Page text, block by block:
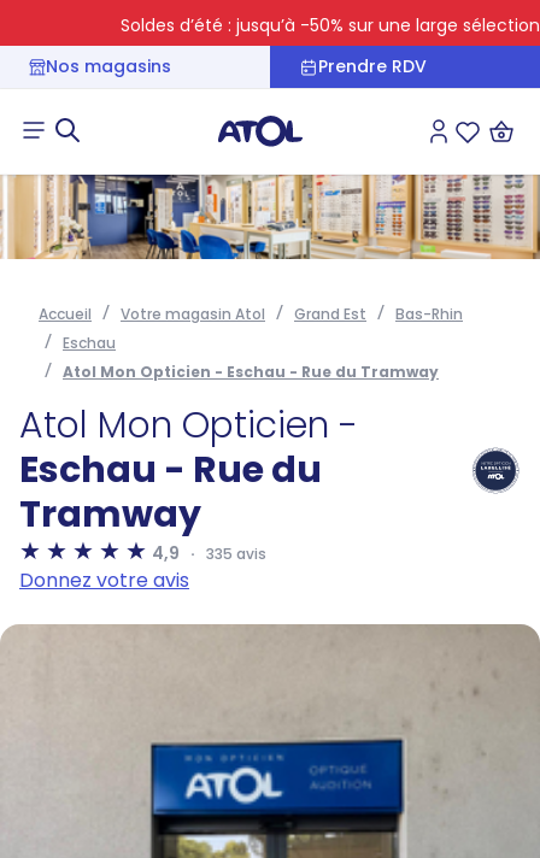
Soldes d’été : jusqu’à -50% sur une large sélection
Nos magasins
Prendre RDV
Connexion
Accueil Votre magasin Atol Grand Est
Bas-Rhin
Eschau
Atol Mon Opticien - Eschau - Rue du Tramway
Atol Mon Opticien -
Eschau - Rue du
Tramway
4,9 335 avis
Donnez votre avis